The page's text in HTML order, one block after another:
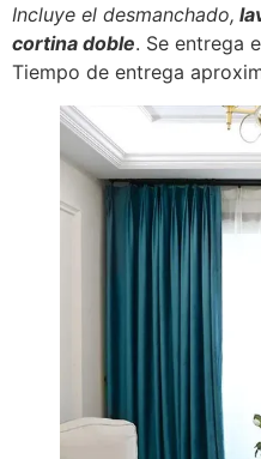
Incluye el desmanchado,
cortina doble. Se entrega
Tiempo de entrega